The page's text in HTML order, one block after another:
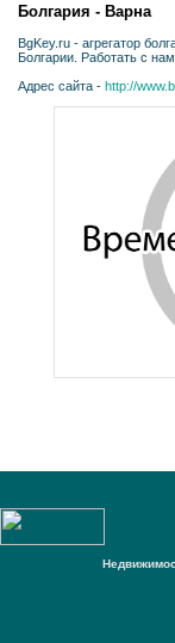
Болгария - Варна
BgKey.ru - агрегатор
Болгарии. Работать с
Адрес сайта - http://